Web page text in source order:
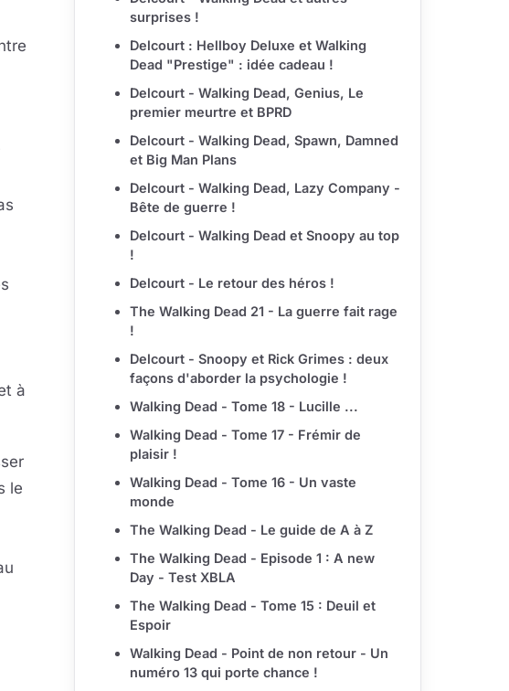
à
le
surprises !
Delcourt : Hellboy Deluxe et Walking
Dead "Prestige" : idée cadeau !
Delcourt - Walking Dead, Genius, Le
premier meurtre et BPRD
Delcourt - Walking Dead, Spawn, Damned
et Big Man Plans
Delcourt - Walking Dead, Lazy Company -
Bête de guerre !
Delcourt - Walking Dead et Snoopy au top
!
Delcourt - Le retour des héros !
The Walking Dead 21 - La guerre fait rage
!
Delcourt - Snoopy et Rick Grimes : deux
façons d'aborder la psychologie !
Walking Dead - Tome 18 - Lucille ...
Walking Dead - Tome 17 - Frémir de
plaisir !
Walking Dead - Tome 16 - Un vaste
monde
The Walking Dead - Le guide de A à Z
The Walking Dead - Episode 1 : A new
Day - Test XBLA
The Walking Dead - Tome 15 : Deuil et
Espoir
Walking Dead - Point de non retour - Un
numéro 13 qui porte chance !